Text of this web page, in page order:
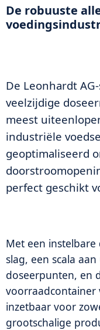
De robuuste
De Leonhardt
veelzijdige
meest
industriële
geoptimaliseerd
perfect geschikt
Met een
slag, een scala
doseerpunten, en
voorraadcontainer
inzetbaar voor
grootschalige